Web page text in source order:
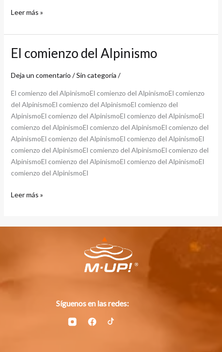
Leer más »
El comienzo del Alpinismo
Deja un comentario /Sin categoría /
El comienzo del AlpinismoEl comienzo del AlpinismoEl comienzo
del AlpinismoEl comienzo del AlpinismoEl comienzo del
AlpinismoEl comienzo del AlpinismoEl comienzo del AlpinismoEl
comienzo del AlpinismoEl comienzo del AlpinismoEl comienzo del
AlpinismoEl comienzo del AlpinismoEl comienzo del AlpinismoEl
comienzo del AlpinismoEl comienzo del AlpinismoEl comienzo del
AlpinismoEl comienzo del AlpinismoEl comienzo del AlpinismoEl
comienzo del AlpinismoEl
El
del
Leer más »
Síguenos en las redes: